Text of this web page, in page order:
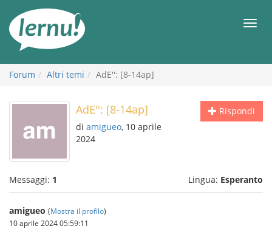
all’indice
Forum Altri temi AdE'': [8-14ap]
Rispondi
AdE'': [8-14ap]
di amigueo, 10 aprile
2024
Messaggi: 1 Lingua: Esperanto
amigueo (Mostra il profilo)
10 aprile 2024 05:59:11